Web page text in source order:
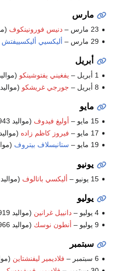
مارس
23 مارس – دنيس فورونينكوف
29 مارس –
أليكسيي
أبريل
1 أبريل – يفغيني يفتوشينكو (مواليد 1932) شاعر
8 أبريل –
جورجي غريشكو (مواليد 1931)
مايو
15 مايو – أوليغ فيدوف (مواليد 1943)
17 مايو –
فيروز كاظم زاده (مواليد 1924) مؤرخ
19 مايو –
ستانيسلاف بيتروف
يونيو
15 يونيو – أليكسي باتالوف (مواليد 1928) ممثل روسي.
يوليو
4 يوليو – دانييل غرانين (مواليد 1919) روائي روسي.
9 يوليو –
أنطون نوسك (مواليد 1966) مدون روسي.
سبتمبر
6 سبتمبر – فلاديمير ليفنشتاين (مواليد